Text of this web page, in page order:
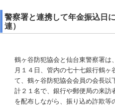
警察署と連携して年金振込日
連）
鶴ヶ谷防犯協会と仙台東警察署は
月１４日、管内の七十七銀行鶴
て、鶴ヶ谷防犯協会会員の会長以
計２１名で、銀行や郵便局の来訪
を配布しながら、振り込め詐欺等